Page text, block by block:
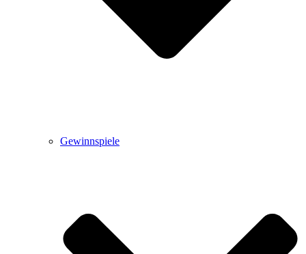
Gewinnspiele